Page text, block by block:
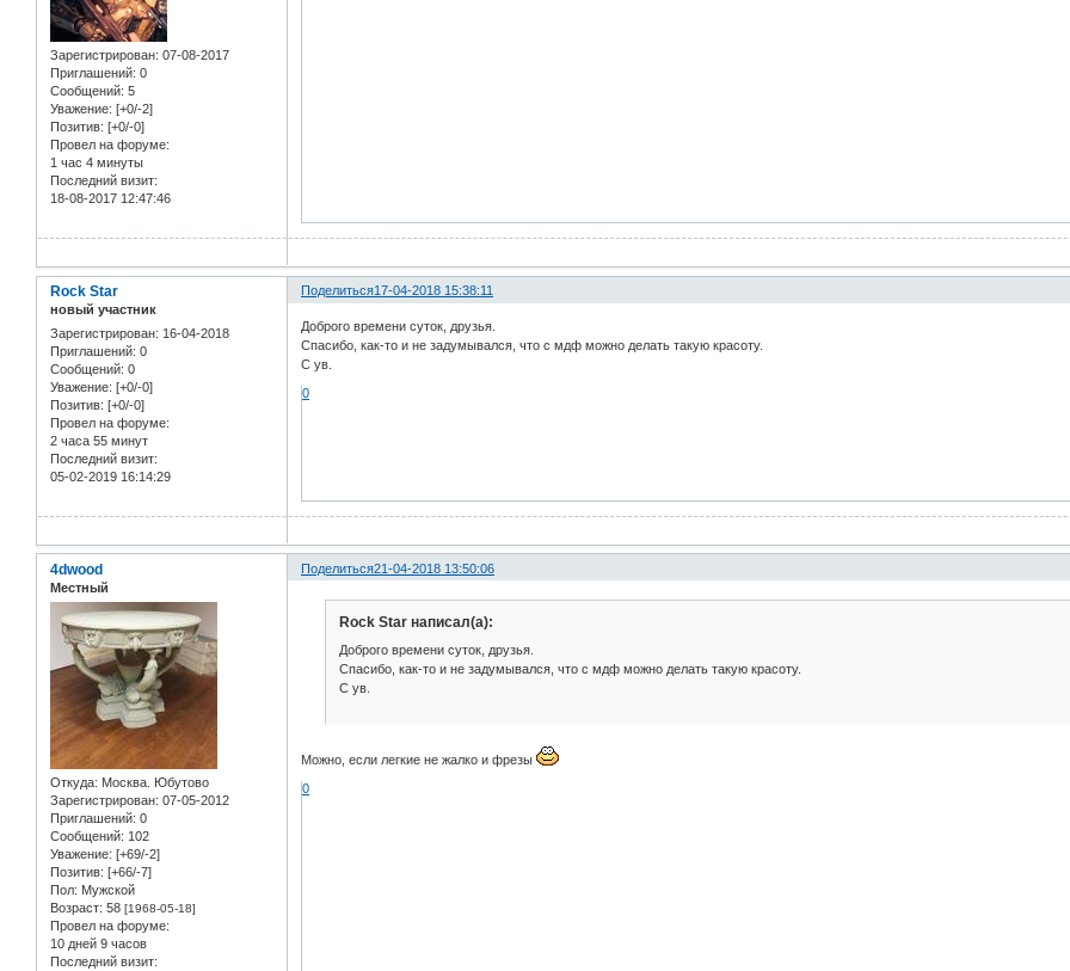
Зарегистрирован: 07-08-2017
Приглашений: 0
Сообщений: 5
Уважение: [+0/-2]
Позитив: [+0/-0]
Провел на форуме:
1 час 4 минуты
Последний визит:
18-08-2017 12:47:46
Поделиться17-04-2018 15:38:11
Rock Star
новый участник
Зарегистрирован: 16-04-2018
Приглашений: 0
Сообщений: 0
Уважение: [+0/-0]
Позитив: [+0/-0]
Провел на форуме:
2 часа 55 минут
Последний визит:
05-02-2019 16:14:29
Доброго времени суток, друзья.
Спасибо, как-то и не задумывался, что с мдф можно делать такую красоту.
С ув.
0
Поделиться21-04-2018 13:50:06
4dwood
Местный
Откуда: Москва. Юбутово
Зарегистрирован: 07-05-2012
Приглашений: 0
Сообщений: 102
Уважение: [+69/-2]
Позитив: [+66/-7]
Пол: Мужской
Возраст: 58 [1968-05-18]
Провел на форуме:
10 дней 9 часов
Последний визит:
Rock Star написал(а):
Доброго времени суток, друзья.
Спасибо, как-то и не задумывался, что с мдф можно делать такую красоту.
С ув.
Можно, если легкие не жалко и фрезы
0